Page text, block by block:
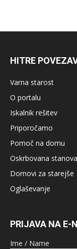
HITRE
Varna starost
O portalu
Iskalnik rešitev
Priporočamo
Pomoč na domu
Oskrbovana
Domovi za starejše
Oglaševanje
PRIJAVA NA E-
Ime / Name